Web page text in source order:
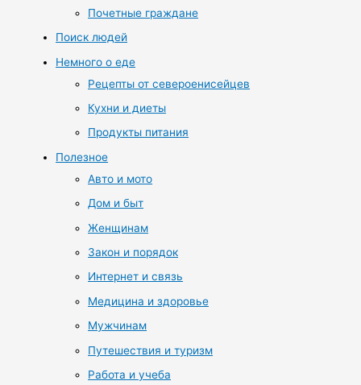
Почетные граждане
Поиск людей
Немного о еде
Рецепты от североенисейцев
Кухни и диеты
Продукты питания
Полезное
Авто и мото
Дом и быт
Женщинам
Закон и порядок
Интернет и связь
Медицина и здоровье
Мужчинам
Путешествия и туризм
Работа и учеба